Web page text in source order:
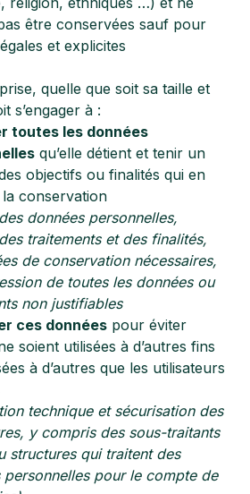
être conservées sauf pour
et explicites
quelle que soit sa taille et
s’engager à :
toutes les données
qu’elle détient et tenir un
objectifs ou finalités qui en
conservation
données personnelles,
traitements et des finalités,
de conservation nécessaires,
de toutes les données ou
non justifiables
ces données pour éviter
soient utilisées à d’autres fins
à d’autres que les utilisateurs
technique et sécurisation des
y compris des sous-traitants
structures qui traitent des
personnelles pour le compte de